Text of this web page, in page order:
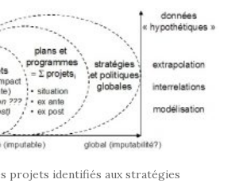
projets identifiés aux stratégies